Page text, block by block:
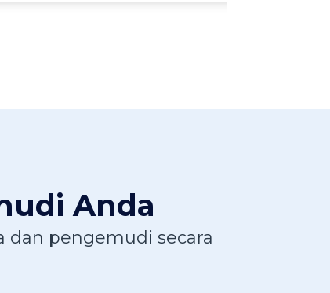
Anda
dan pengemudi secara